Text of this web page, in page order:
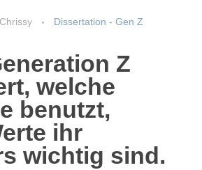
Chrissy Dissertation - Gen Z
Z
welche
benutzt,
ihr
wichtig sind.